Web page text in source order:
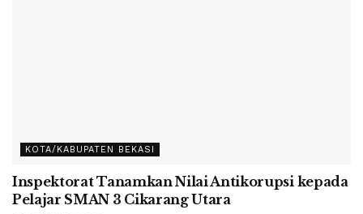
KOTA/KABUPATEN BEKASI
Inspektorat Tanamkan Nilai Antikorupsi kepada
Pelajar SMAN 3 Cikarang Utara